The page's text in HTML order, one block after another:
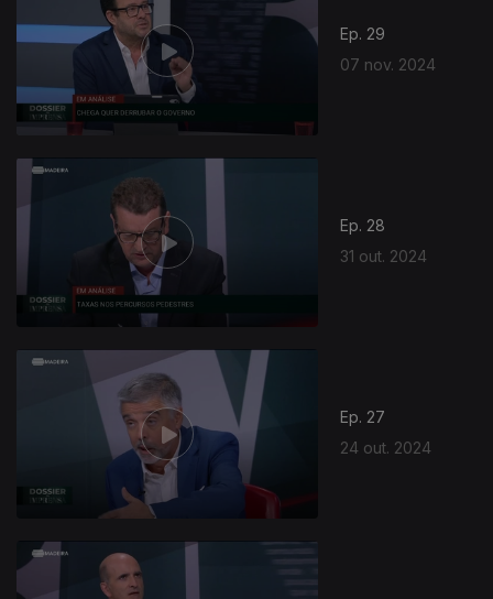
Ep. 29
07 nov. 2024
Ep. 28
31 out. 2024
Ep. 27
24 out. 2024